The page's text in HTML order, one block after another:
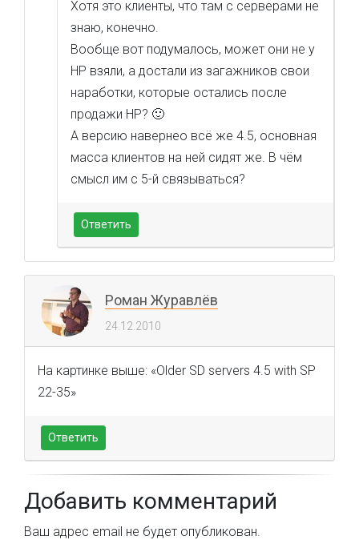
Хотя это клиенты, что там с серверами не
знаю, конечно.
Вообще вот подумалось, может они не у
HP взяли, а достали из загажников свои
наработки, которые остались после
продажи HP? 🙂
А версию навернео всё же 4.5, основная
масса клиентов на ней сидят же. В чём
смысл им с 5-й связываться?
Ответить
Роман Журавлёв
24.12.2010
На картинке выше: «Older SD servers 4.5 with SP
22-35»
Ответить
Добавить комментарий
Ваш адрес email не будет опубликован.